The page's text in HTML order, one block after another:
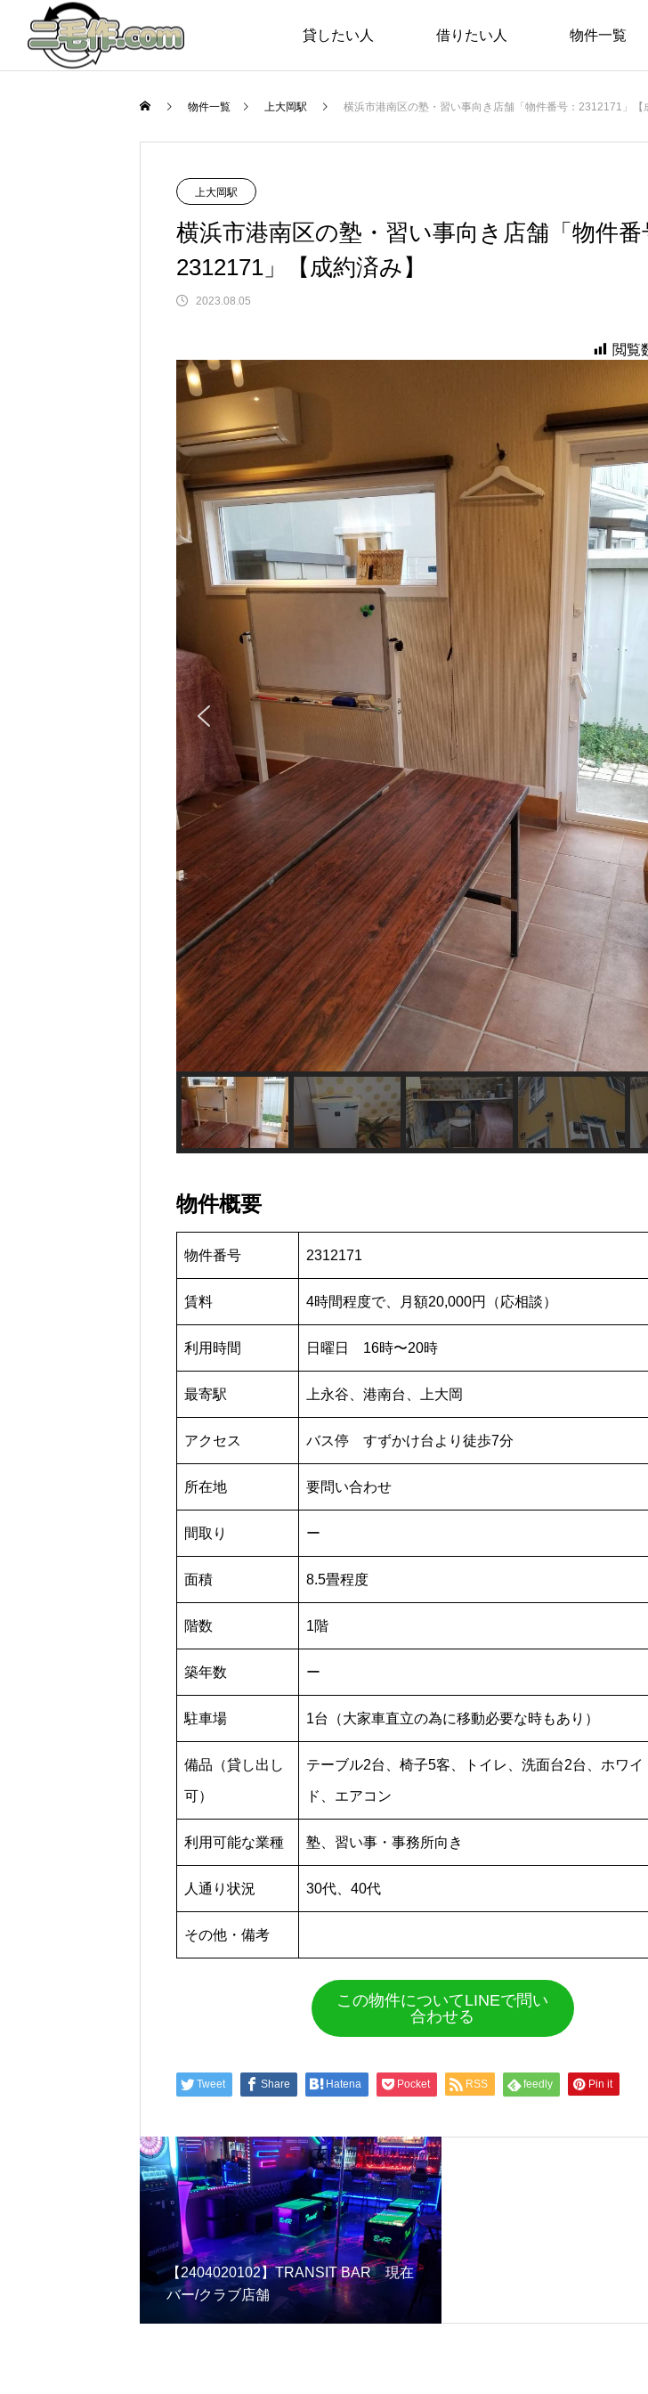
貸したい人 借りたい人 物件一覧
Warning
/home/nimosaku/nimosaku.com/
物件一覧 上大岡駅 横浜市港南区の塾・習い事向き店舗「物件番号：2312171」【
上大岡駅
横浜市港南区の塾・習い事向き店舗「物件番
2312171」【成約済み】
2023.08.05
閲覧
物件概要
物件番号 2312171
賃料 4時間程度で、月額20,000円（応相談）
利用時間 日曜日 16時〜20時
最寄駅 上永谷、港南台、上大岡
アクセス バス停 すずかけ台より徒歩7分
所在地 要問い合わせ
間取り ー
面積 8.5畳程度
階数 1階
築年数 ー
駐車場 1台（大家車直立の為に移動必要な時もあり）
備品（貸し出し
可）
テーブル2台、椅子5客、トイレ、洗面台2台、ホワイ
ド、エアコン
利用可能な業種 塾、習い事・事務所向き
人通り状況 30代、40代
その他・備考
この物件についてLINEで問い
合わせる
Tweet Share Hatena Pocket RSS feedly Pin it
【2404020102】TRANSIT BAR 現在
バー/クラブ店舗